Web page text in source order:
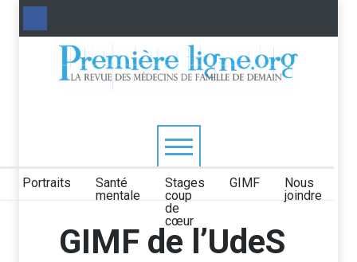
Portraits
Santé
mentale
Stages
coup
de
cœur
GIMF
Nous
joindre
GIMF de l’UdeS